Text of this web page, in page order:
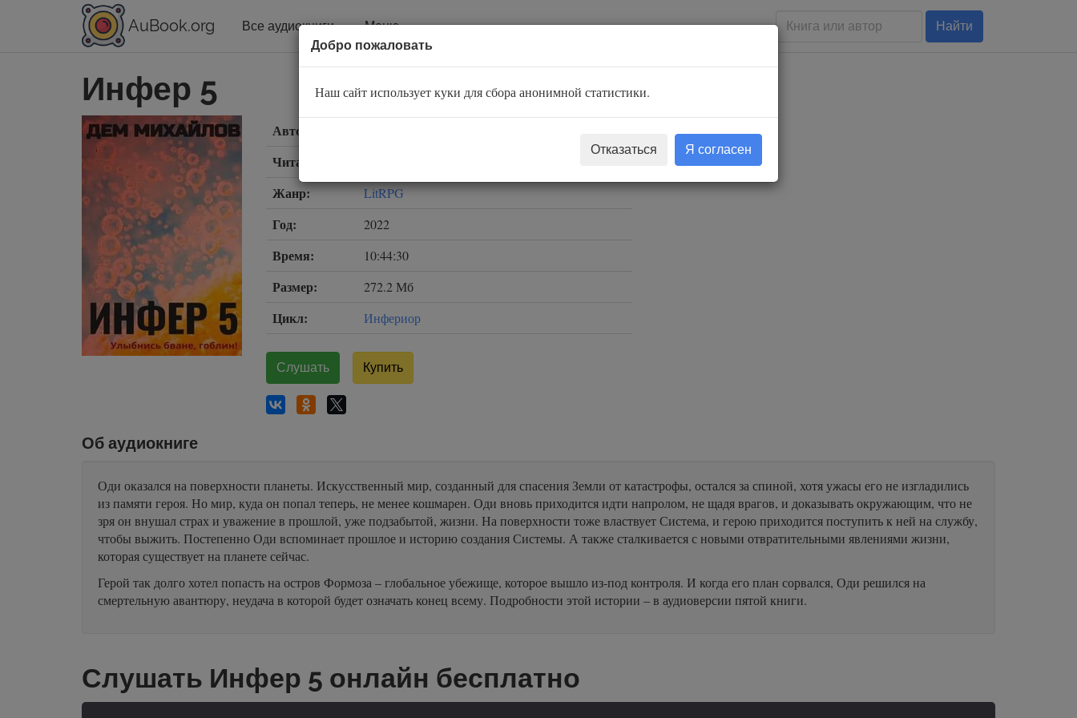
AuBook.org Все аудиокниги Меню Найти
Инфер 5
Автор:
Читает:
Жанр: LitRPG
Год: 2022
Время: 10:44:30
Размер: 272.2 Мб
Цикл: Инфериор
Слушать Купить
Об аудиокниге
Оди оказался на поверхности планеты. Искусственный мир, созданный для спасения Земли от катастрофы, остался за спиной, хотя ужасы его не изгладились
из памяти героя. Но мир, куда он попал теперь, не менее кошмарен. Оди вновь приходится идти напролом, не щадя врагов, и доказывать окружающим, что не
зря он внушал страх и уважение в прошлой, уже подзабытой, жизни. На поверхности тоже властвует Система, и герою приходится поступить к ней на службу,
чтобы выжить. Постепенно Оди вспоминает прошлое и историю создания Системы. А также сталкивается с новыми отвратительными явлениями жизни,
которая существует на планете сейчас.
Герой так долго хотел попасть на остров Формоза – глобальное убежище, которое вышло из-под контроля. И когда его план сорвался, Оди решился на
смертельную авантюру, неудача в которой будет означать конец всему. Подробности этой истории – в аудиоверсии пятой книги.
Слушать Инфер 5 онлайн бесплатно
Добро пожаловать
Наш сайт использует куки для сбора анонимной статистики.
Отказаться Я согласен